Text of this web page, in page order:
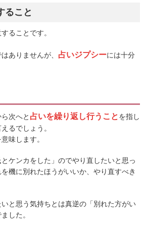
ること
ることです。
ありませんが、 占いジプシーには十分
次へと 占いを繰り返し行うことを指し
るでしょう。
味します。
ケンカをした」のでやり直したいと思っ
機に別れたほうがいいか、やり直すべき
と思う気持ちとは真逆の「別れた方がい
した。